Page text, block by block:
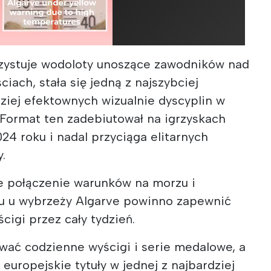
wodoloty unoszące zawodników nad
stała się jedną z najszybciej
efektownych wizualnie dyscyplin w
ten zadebiutował na igrzyskach
roku i nadal przyciąga elitarnych
warunków na morzu i
u wybrzeży Algarve powinno zapewnić
przez cały tydzień.
codzienne wyścigi i serie medalowe, a
tytuły w jednej z najbardziej